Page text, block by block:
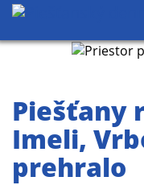
Piešťany
Imeli,
prehralo